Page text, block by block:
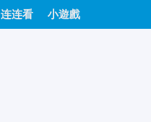
连连看 小遊戲